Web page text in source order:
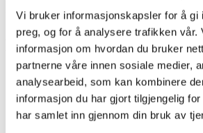
Vi bruker informasjonskapsler for å gi
preg, og for å analysere trafikken vår.
informasjon om hvordan du bruker
partnerne våre innen sosiale medier,
analysearbeid, som kan kombinere
informasjon du har gjort tilgjengelig
har samlet inn gjennom din bruk av
Publisert: 08.07.2026 00:00
Kart
+
−